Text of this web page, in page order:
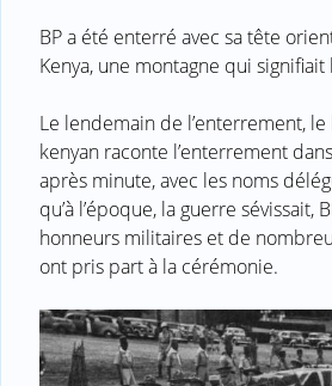
BP a été enterré avec sa tête
Kenya, une montagne qui
Le lendemain de l’enterrement,
kenyan raconte l’enterrement
après minute, avec les noms
qu’à l’époque, la guerre sévissait,
honneurs militaires et de
ont pris part à la cérémonie.